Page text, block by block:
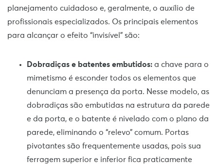
planejamento cuidadoso e, geralmente, o auxílio de
profissionais especializados. Os principais elementos
para alcançar o efeito “invisível” são:
Dobradiças e batentes embutidos: a chave para o
mimetismo é esconder todos os elementos que
denunciam a presença da porta. Nesse modelo, as
dobradiças são embutidas na estrutura da parede
e da porta, e o batente é nivelado com o plano da
parede, eliminando o “relevo” comum. Portas
pivotantes são frequentemente usadas, pois sua
ferragem superior e inferior fica praticamente